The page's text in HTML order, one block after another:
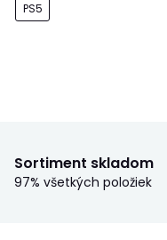
PS5
Sortiment skladom
97% všetkých položiek